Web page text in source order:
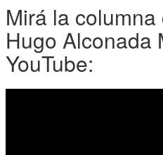
Mirá la
Hugo Alconada
YouTube: